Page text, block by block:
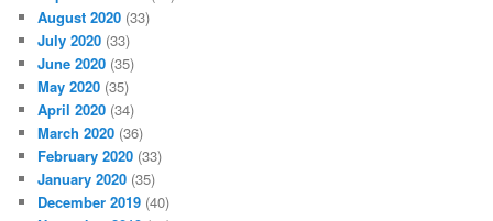
August 2020 (33)
July 2020 (33)
June 2020 (35)
May 2020 (35)
April 2020 (34)
March 2020 (36)
February 2020 (33)
January 2020 (35)
December 2019 (40)